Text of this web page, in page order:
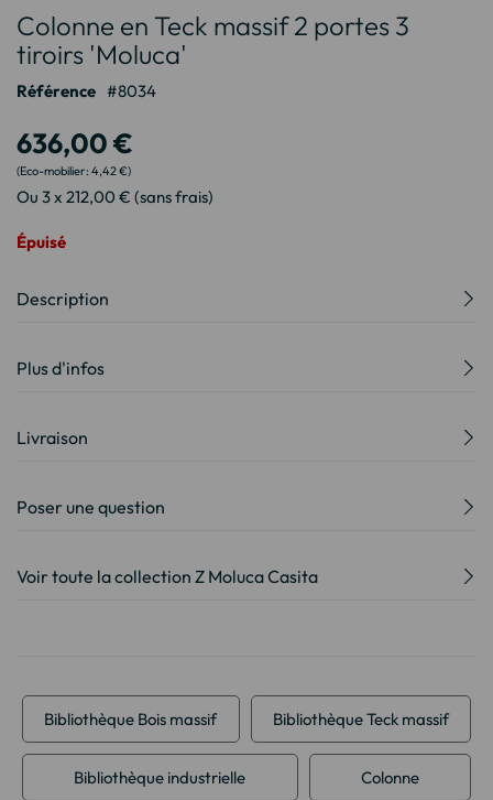
au
début
de
la
d’images
Colonne en Teck massif 2 portes 3
tiroirs 'Moluca'
Référence 8034
636,00 €
4,42 €
Ou 3 x 212,00 € (sans frais)
Épuisé
Description
Plus d'infos
Livraison
Poser une question
Voir toute la collection Z Moluca Casita
Bibliothèque Bois massif Bibliothèque Teck massif
Bibliothèque industrielle Colonne